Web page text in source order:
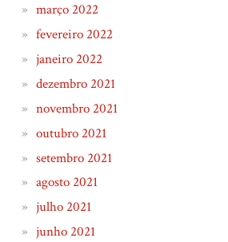
março 2022
fevereiro 2022
janeiro 2022
dezembro 2021
novembro 2021
outubro 2021
setembro 2021
agosto 2021
julho 2021
junho 2021